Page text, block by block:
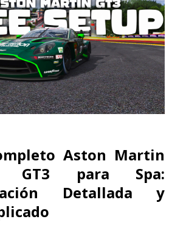
Aston Martin
GT3 para Spa:
Detallada y